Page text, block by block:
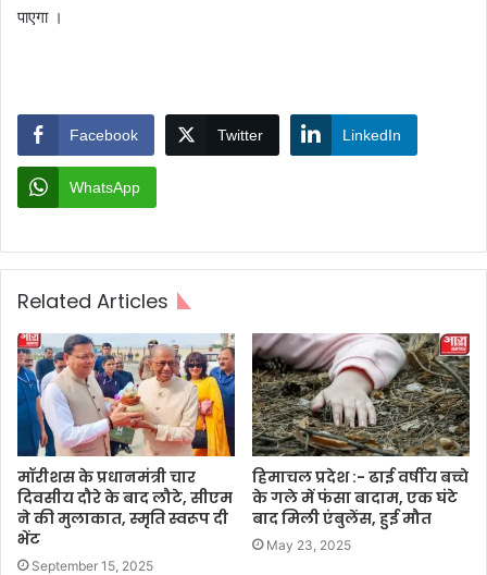
पाएगा ।
Facebook Twitter LinkedIn
WhatsApp
Related Articles
मॉरीशस के प्रधानमंत्री चार
दिवसीय दौरे के बाद लौटे, सीएम
ने की मुलाकात, स्मृति स्वरूप दी
भेंट
September 15, 2025
हिमाचल प्रदेश :- ढाई वर्षीय बच्चे
के गले में फंसा बादाम, एक घंटे
बाद मिली एंबुलेंस, हुई मौत
May 23, 2025